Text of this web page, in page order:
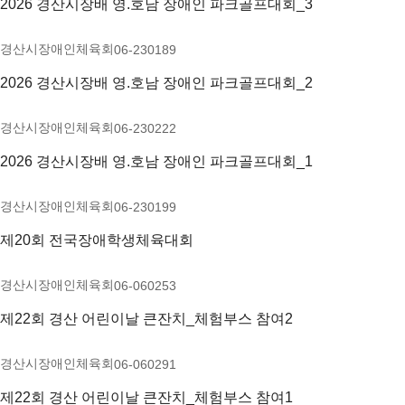
2026 경산시장배 영.호남 장애인 파크골프대회_3
경산시장애인체육회06-230189
2026 경산시장배 영.호남 장애인 파크골프대회_2
경산시장애인체육회06-230222
2026 경산시장배 영.호남 장애인 파크골프대회_1
경산시장애인체육회06-230199
제20회 전국장애학생체육대회
경산시장애인체육회06-060253
제22회 경산 어린이날 큰잔치_체험부스 참여2
경산시장애인체육회06-060291
제22회 경산 어린이날 큰잔치_체험부스 참여1